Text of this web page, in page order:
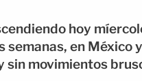
hoy
semanas, en México
sin movimientos